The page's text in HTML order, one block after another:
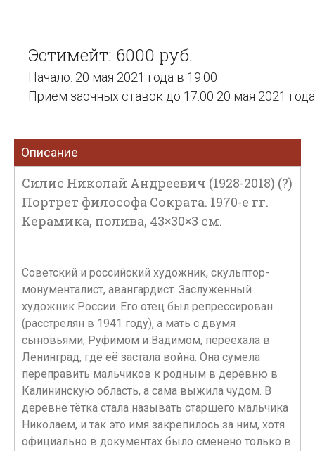
Эстимейт: 6000 руб.
Начало: 20 мая 2021 года в 19:00
Прием заочных ставок до 17:00 20 мая 2021 года
Описание
Силис Николай Андреевич (1928-2018) (?)
Портрет философа Сократа. 1970-е гг.
Керамика, полива, 43×30×3 см.
Советский и российский художник, скульптор-
монументалист, авангардист. Заслуженный
художник России. Его отец был репрессирован
(расстрелян в 1941 году), а мать с двумя
сыновьями, Руфимом и Вадимом, переехала в
Ленинград, где её застала война. Она сумела
переправить мальчиков к родным в деревню в
Калининскую область, а сама выжила чудом. В
деревне тётка стала называть старшего мальчика
Николаем, и так это имя закрепилось за ним, хотя
официально в документах было сменено только в